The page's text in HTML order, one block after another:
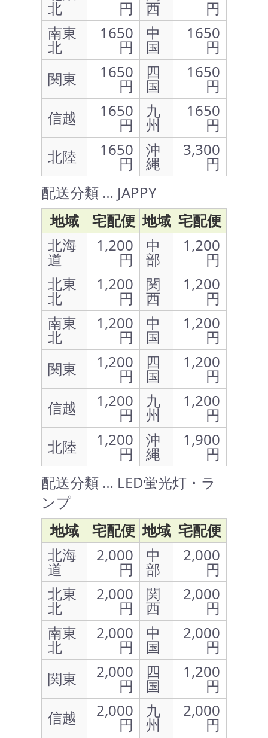
北 円 西
円
南東
北
1650
円
中
国
1650
円
関東
1650
円
四
国
1650
円
信越
1650
円
九
州
1650
円
北陸
1650
円
沖
縄
3,300
円
配送分類 … JAPPY
地域
宅配便 地域 宅配便
北海
道
1,200
円
中
部
1,200
円
北東
北
1,200
円
関
西
1,200
円
南東
北
1,200
円
中
国
1,200
円
関東
1,200
円
四
国
1,200
円
信越
1,200
円
九
州
1,200
円
北陸
1,200
円
沖
縄
1,900
円
配送分類 … LED蛍光灯・ラ
ンプ
地域
宅配便 地域 宅配便
北海
道
2,000
円
中
部
2,000
円
北東
北
2,000
円
関
西
2,000
円
南東
北
2,000
円
中
国
2,000
円
関東
2,000
円
四
国
1,200
円
信越
2,000
円
九
州
2,000
円